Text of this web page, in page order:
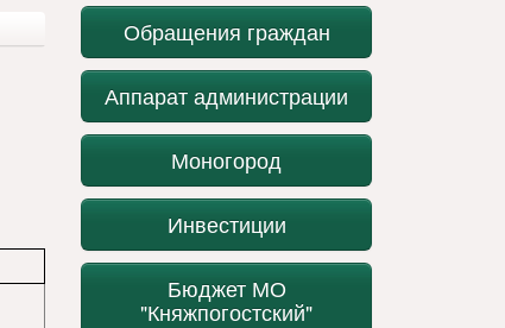
Обращения граждан
Аппарат администрации
Моногород
Инвестиции
Бюджет МО
"Княжпогостский"